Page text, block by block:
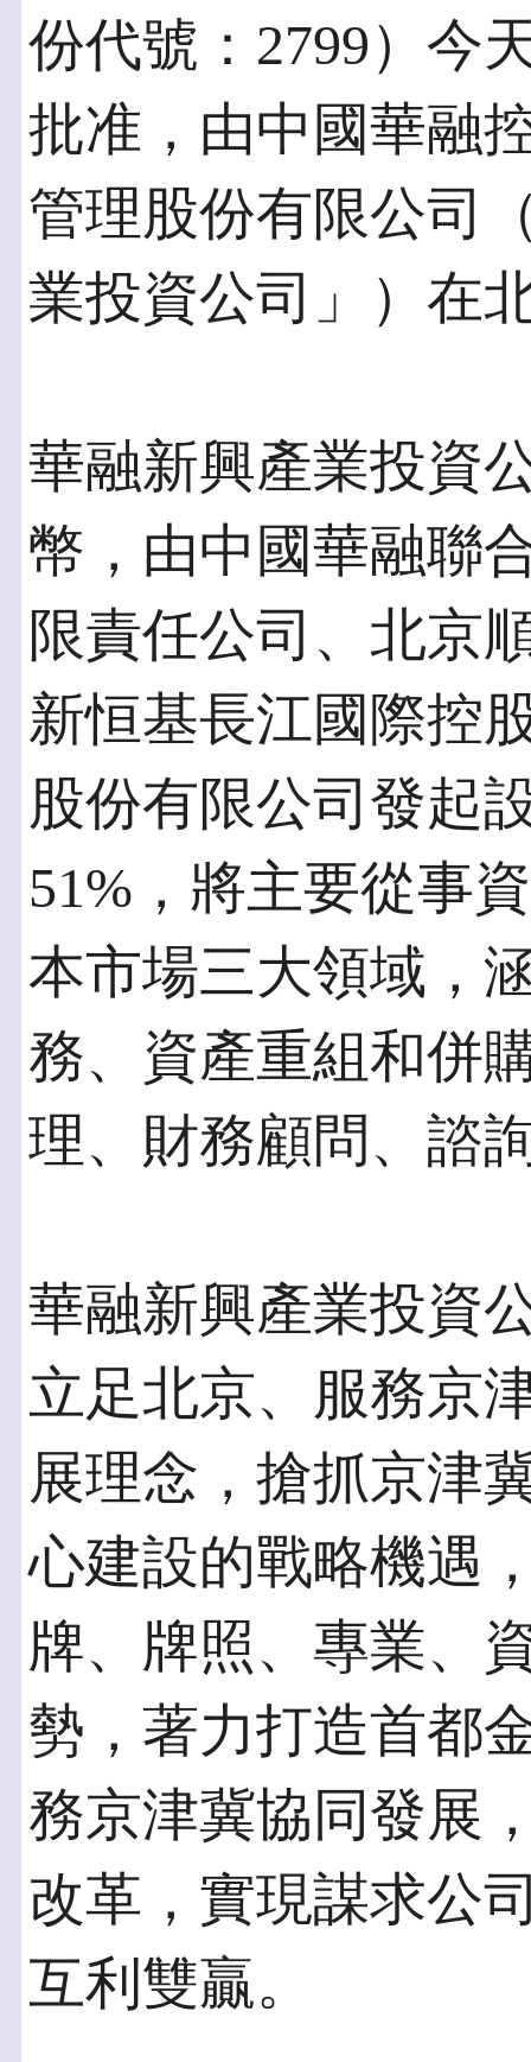
份代號：2799）今
批准，由中國華融
管理股份有限公司
業投資公司」）在
華融新興產業投資
幣，由中國華融聯
限責任公司、北京
新恒基長江國際控
股份有限公司發起
51%，將主要從事
本市場三大領域，
務、資產重組和併
理、財務顧問、諮
華融新興產業投資
立足北京、服務京
展理念，搶抓京津
心建設的戰略機遇
牌、牌照、專業、
勢，著力打造首都
務京津冀協同發展
改革，實現謀求公
互利雙贏。